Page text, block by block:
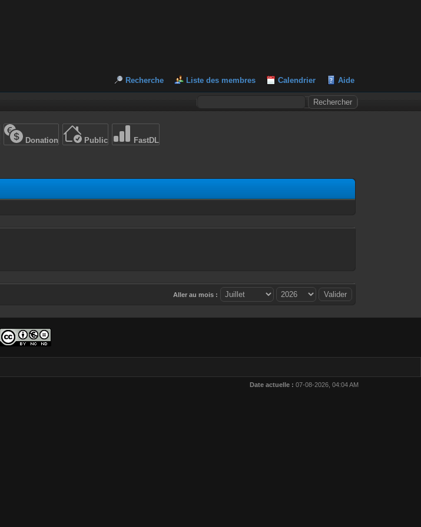
Recherche Liste des membres Calendrier Aide
Donation Public FastDL
Aller au mois :
Date actuelle : 07-08-2026, 04:04 AM